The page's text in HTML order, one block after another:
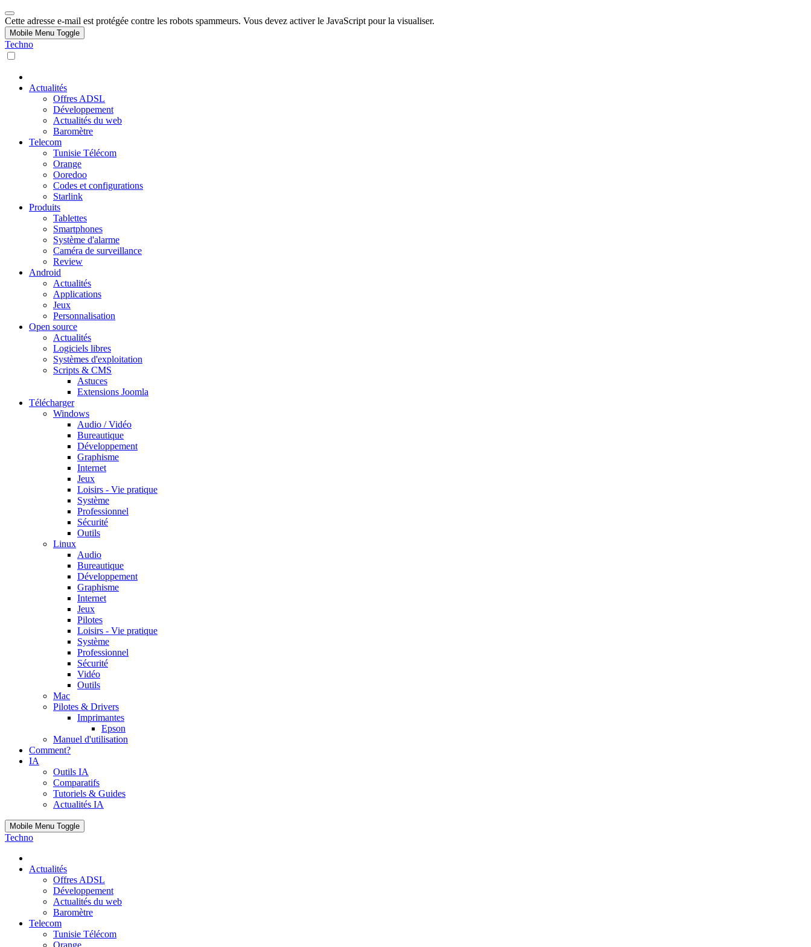
Cette adresse e-mail est protégée contre les robots spammeurs. Vous devez activer le JavaScript pour la visualiser.
Mobile Menu Toggle
Techno
Actualités
Offres ADSL
Développement
Actualités du web
Baromètre
Telecom
Tunisie Télécom
Orange
Ooredoo
Codes et configurations
Starlink
Produits
Tablettes
Smartphones
Système d'alarme
Caméra de surveillance
Review
Android
Actualités
Applications
Jeux
Personnalisation
Open source
Actualités
Logiciels libres
Systèmes d'exploitation
Scripts & CMS
Astuces
Extensions Joomla
Télécharger
Windows
Audio / Vidéo
Bureautique
Développement
Graphisme
Internet
Jeux
Loisirs - Vie pratique
Système
Professionnel
Sécurité
Outils
Linux
Audio
Bureautique
Développement
Graphisme
Internet
Jeux
Pilotes
Loisirs - Vie pratique
Système
Professionnel
Sécurité
Vidéo
Outils
Mac
Pilotes & Drivers
Imprimantes
Epson
Manuel d'utilisation
Comment?
IA
Outils IA
Comparatifs
Tutoriels & Guides
Actualités IA
Mobile Menu Toggle
Techno
Actualités
Offres ADSL
Développement
Actualités du web
Baromètre
Telecom
Tunisie Télécom
Orange